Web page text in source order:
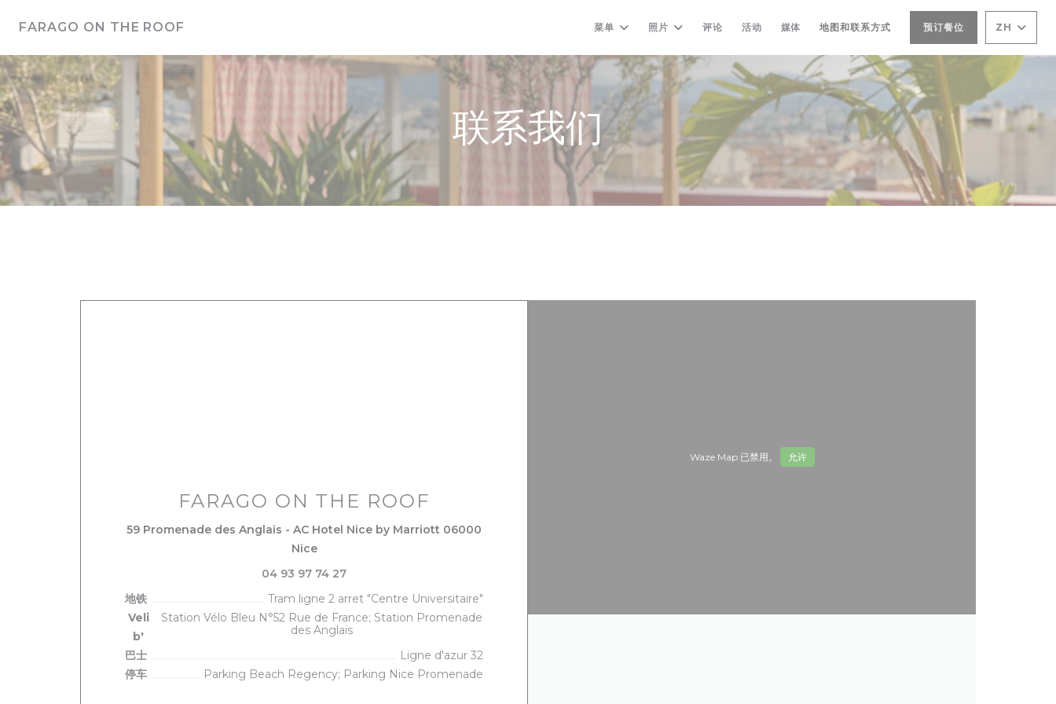
FARAGO ON THE ROOF
菜单 照片 评论 活动 媒体 地图和联系方式 预订餐位 ZH
联系我们
FARAGO ON THE ROOF
59 Promenade des Anglais - AC Hotel Nice by Marriott 06000
Nice((在新窗口中打开))
04 93 97 74 27
地铁
Tram ligne 2 arret "Centre Universitaire"
Veli
b'
Station Vélo Bleu N°52 Rue de France; Station Promenade
des Anglais
巴士
Ligne d'azur 32
停车
Parking Beach Regency; Parking Nice Promenade
Waze Map 已禁用。 允许